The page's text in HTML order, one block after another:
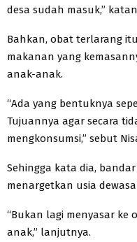
desa sudah masuk,”
Bahkan, obat terlarang
makanan yang
anak-anak.
“Ada yang bentuknya
Tujuannya agar secara
mengkonsumsi,” sebut
Sehingga kata dia,
menargetkan usia
“Bukan lagi menyasar ke
anak,” lanjutnya.